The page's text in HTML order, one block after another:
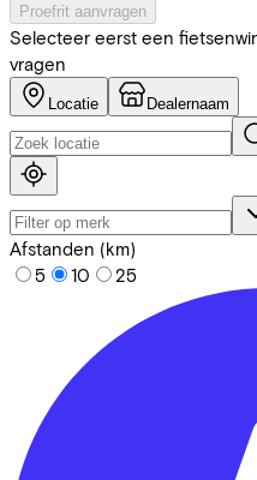
Proefrit aanvragen
Selecteer eerst een
vragen
Locatie Dealernaam
Afstanden (km)
5
10 25